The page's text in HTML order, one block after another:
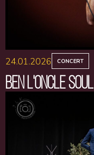
24.01.2026 CONCERT
BEN L'ONCLE SOUL